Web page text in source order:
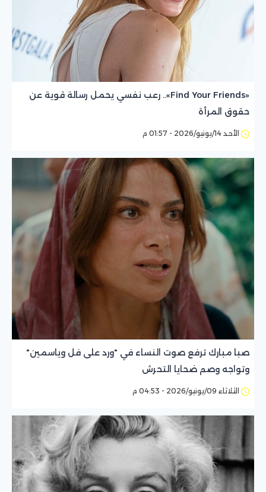
«Find Your Friends».. رعب نفسي يحمل رسالة قوية عن
حقوق المرأة
الأحد 14/يونيو/2026 - 01:57 م
صبا مبارك ترفع صوت النساء في "ورد على فل وياسمين"
وتواجه وصم ضحايا التحرش
الثلاثاء 09/يونيو/2026 - 04:53 م